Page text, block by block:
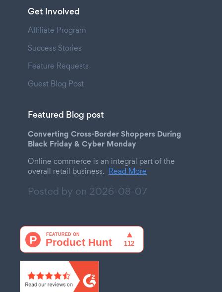
Get Involved
Affiliate Program
Success Stories
Feature Requests
Guest Blog Post
Featured Blog post
Converting Cross-Border Shoppers During
Black Friday & Cyber Monday
Online commerce is an integral part of the
overall retail business. Read More
Posted by on 2026-08-07